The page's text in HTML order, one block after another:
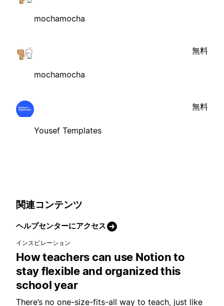
mochamocha
mochamocha
無料
Yousef Templates
無料
関連コンテンツ
ヘルプセンターにアクセス
インスピレーション
How teachers can use Notion to
stay flexible and organized this
school year
There’s no one-size-fits-all way to teach, just like